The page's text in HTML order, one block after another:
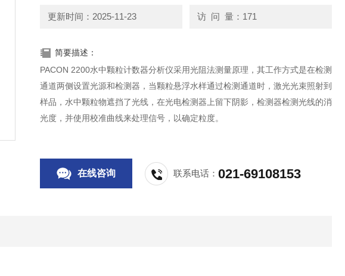
更新时间：2025-11-23 访 问 量：171
简要描述：
PACON 2200水中颗粒计数器分析仪采用光阻法测量原理，其工作方式是在检测
通道两侧设置光源和检测器，当颗粒悬浮水样通过检测通道时，激光光束照射到
样品，水中颗粒物遮挡了光线，在光电检测器上留下阴影，检测器检测光线的消
光度，并使用校准曲线来处理信号，以确定粒度。
在线咨询 联系电话：021-69108153